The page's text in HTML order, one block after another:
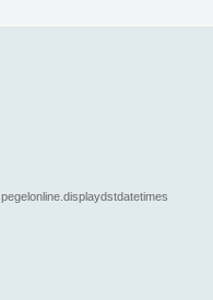
pegelonline.displaydstdatetimes